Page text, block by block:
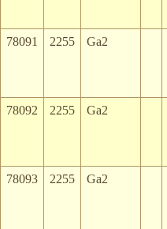
78091
2255 Ga2
78092 2255 Ga2
78093 2255 Ga2